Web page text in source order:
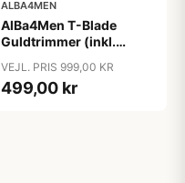
ALBA4MEN
AlBa4Men T-Blade
Guldtrimmer (inkl.
VEJL. PRIS 999,00 KR
499,00 kr